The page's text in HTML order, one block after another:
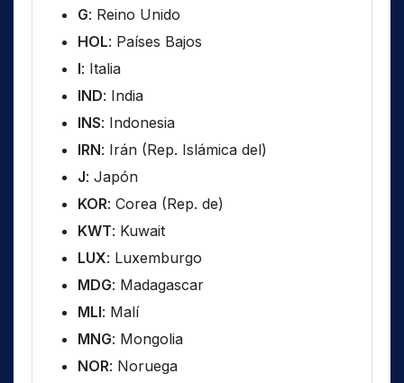
G: Reino Unido
HOL: Países Bajos
I: Italia
IND: India
INS: Indonesia
IRN: Irán (Rep. Islámica del)
J: Japón
KOR: Corea (Rep. de)
KWT: Kuwait
LUX: Luxemburgo
MDG: Madagascar
MLI: Malí
MNG: Mongolia
NOR: Noruega